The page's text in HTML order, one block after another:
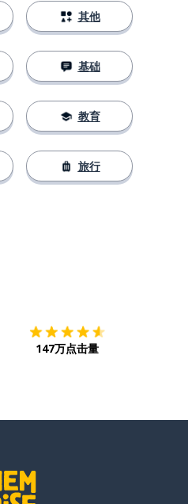
其他
基础
教育
旅行
147万点击量